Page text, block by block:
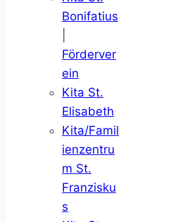
Bonifatius
Förderver
ein
Kita St.
Elisabeth
Kita/Famil
ienzentru
m St.
Franzisku
s